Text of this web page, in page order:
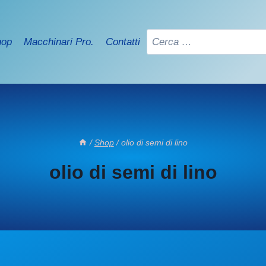
Macchinari Pro. Contatti
Ricerca
per:
/ Shop / olio di semi di lino
olio di semi di lino